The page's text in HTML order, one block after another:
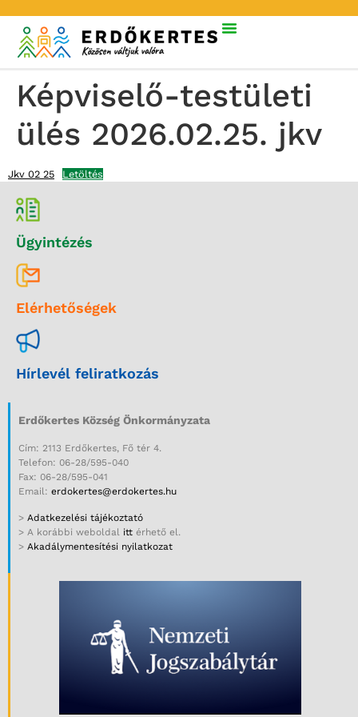
Képviselő-testületi
ülés 2026.02.25. jkv
Jkv 02 25 Letöltés
Ügyintézés
Elérhetőségek
Hírlevél feliratkozás
Erdőkertes Község Önkormányzata
Cím: 2113 Erdőkertes, Fő tér 4.
Telefon: 06-28/595-040
Fax: 06-28/595-041
Email: erdokertes@erdokertes.hu
> Adatkezelési tájékoztató
> A korábbi weboldal itt érhető el.
> Akadálymentesítési nyilatkozat